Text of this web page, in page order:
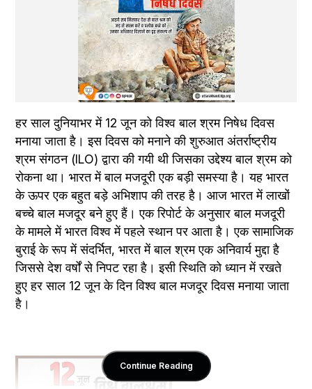
हर साल दुनियाभर में 12 जून को विश्व बाल श्रम निषेध दिवस
मनाया जाता है। इस दिवस को मनाने की शुरुआत अंतर्राष्ट्रीय
श्रम संगठन (ILO) द्वारा की गयी थी जिसका उद्देश्य बाल श्रम को
रोकना था। भारत में बाल मजदूरी एक बड़ी समस्या है। यह भारत
के ऊपर एक बहुत बड़े अभिशाप की तरह है। आज भारत में लाखों
बच्चे बाल मजदूर बने हुए हैं। एक रिपोर्ट के अनुसार बाल मजदूरी
के मामले में भारत विश्व में पहले स्थान पर आता है। एक सामाजिक
बुराई के रूप में संदर्भित, भारत में बाल श्रम एक अनिवार्य मुद्दा है
जिससे देश वर्षों से निपट रहा है। इसी स्थिति को ध्यान में रखते
हुए हर साल 12 जून के दिन विश्व बाल मजदूर दिवस मनाया जाता
है।
Continue Reading